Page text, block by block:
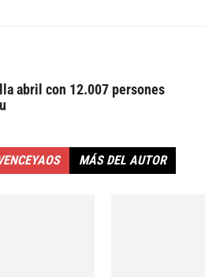
abril con 12.007 persones
MÁS DEL AUTOR